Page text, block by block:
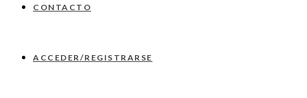
CONTACTO
ACCEDER/REGISTRARSE